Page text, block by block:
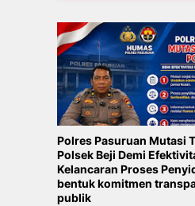
Polres Pasuruan Mutasi
Polsek Beji Demi
Kelancaran Proses
bentuk komitmen
publik